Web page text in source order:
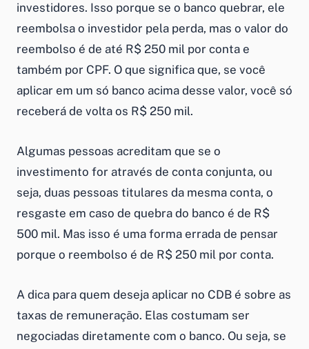
investidores. Isso porque se o banco quebrar, ele
reembolsa o investidor pela perda, mas o valor do
reembolso é de até R$ 250 mil por conta e
também por CPF. O que significa que, se você
aplicar em um só banco acima desse valor, você só
receberá de volta os R$ 250 mil.
Algumas pessoas acreditam que se o
investimento for através de conta conjunta, ou
seja, duas pessoas titulares da mesma conta, o
resgaste em caso de quebra do banco é de R$
500 mil. Mas isso é uma forma errada de pensar
porque o reembolso é de R$ 250 mil por conta.
A dica para quem deseja aplicar no CDB é sobre as
taxas de remuneração. Elas costumam ser
negociadas diretamente com o banco. Ou seja, se